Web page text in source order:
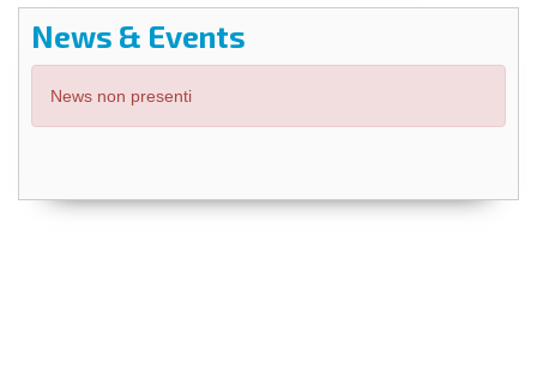
News & Events
News non presenti